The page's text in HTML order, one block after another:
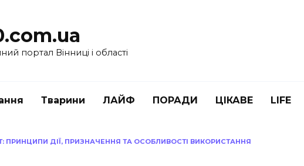
портал Вінниці і області
Тварини ЛАЙФ ПОРАДИ ЦІКАВЕ LIFE
ПРИНЦИПИ ДІЇ, ПРИЗНАЧЕННЯ ТА ОСОБЛИВОСТІ ВИКОРИСТАННЯ